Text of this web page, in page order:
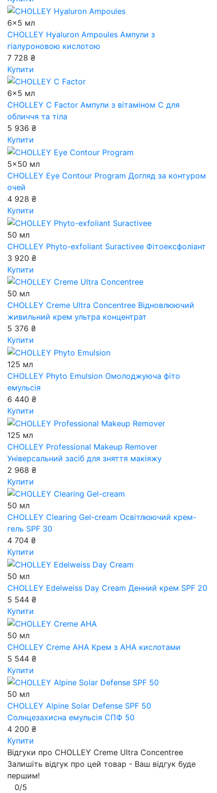
6x5 мл
CHOLLEY Hyaluron Ampoules Ампули з
гіалуроновою кислотою
7 728 ₴
Купити
6x5 мл
CHOLLEY C Factor Ампули з вітаміном С для
обличчя та тіла
5 936 ₴
Купити
5x50 мл
CHOLLEY Eye Contour Program Догляд за контуром
очей
4 928 ₴
Купити
50 мл
CHOLLEY Phyto-exfoliant Suractivee Фітоексфоліант
3 920 ₴
Купити
50 мл
CHOLLEY Creme Ultra Concentree Відновлюючий
живильний крем ультра концентрат
5 376 ₴
Купити
125 мл
CHOLLEY Phyto Emulsion Омолоджуюча фіто
емульсія
6 440 ₴
Купити
125 мл
CHOLLEY Professional Makeup Remover
Універсальний засіб для зняття макіяжу
2 968 ₴
Купити
50 мл
CHOLLEY Clearing Gel-cream Освітлюючий крем-
гель SPF 30
4 704 ₴
Купити
50 мл
CHOLLEY Edelweiss Day Cream Денний крем SPF 20
5 544 ₴
Купити
50 мл
CHOLLEY Creme AHA Крем з АНА кислотами
5 544 ₴
Купити
50 мл
CHOLLEY Alpine Solar Defense SPF 50
Солнцезахисна емульсія СПФ 50
4 200 ₴
Купити
Відгуки про CHOLLEY Creme Ultra Concentree
Залишіть відгук про цей товар - Ваш відгук буде
першим!
0/5